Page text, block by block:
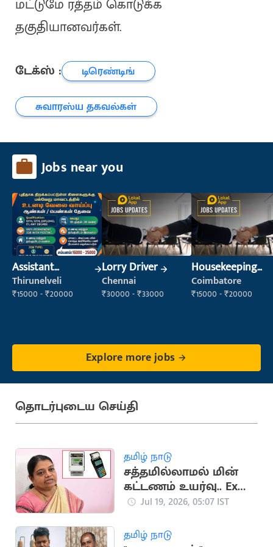
மட்டுமே ரத்தம் கொடுக்க
தகுதியானவர்கள்.
டேக்ஸ் :
டிரெண்டிங்
சுவாரஸ்ய தகவல்கள்
Jobs near you
Assistant
Manager
Thirunelveli
₹15000 - ₹20000
Lorry Driver
Chennai
₹30000 - ₹33000
Housekeeping
Staff
(Housekeeping)
Coimbatore
₹15000 - ₹20000
Explore more jobs
தொடர்புடைய செய்தி
தமிழ் நாடு
சத்தமில்லாமல் மின்
கட்டணம் உயர்வு.. Ex
அமைச்சர் கீதா ஜீவன்
Jul 19, 2026, 05:07 IST
தமிழ் நாடு